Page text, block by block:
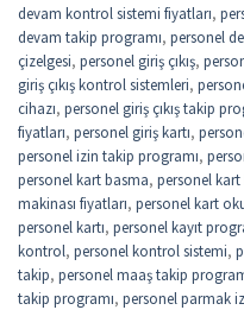
devam kontrol sistemi fiyatları,
devam takip programı, personel
çizelgesi, personel giriş çıkış,
giriş çıkış kontrol sistemleri,
cihazı, personel giriş çıkış takip
fiyatları, personel giriş kartı,
personel izin takip programı,
personel kart basma, personel kart
makinası fiyatları, personel kart
personel kartı, personel kayıt
kontrol, personel kontrol sistemi,
takip, personel maaş takip
takip programı, personel parmak